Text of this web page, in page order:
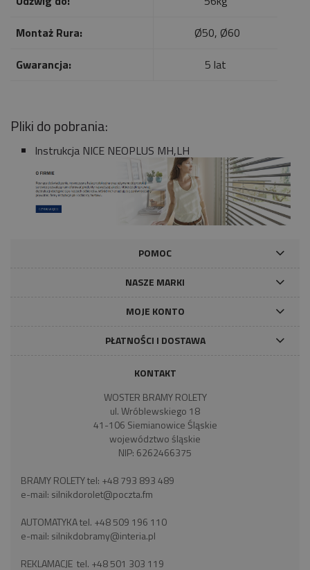
Montaż Rura:
Ø50, Ø60
Gwarancja:
5 lat
Pliki do pobrania:
Instrukcja NICE NEOPLUS MH,LH
POMOC
NASZE MARKI
MOJE KONTO
PŁATNOŚCI I DOSTAWA
KONTAKT
WOSTER BRAMY ROLETY
ul. Wróblewskiego 18
41-106 Siemianowice Śląskie
województwo śląskie
NIP: 6262466375
BRAMY ROLETY tel: +48 793 893 489
e-mail: silnikdorolet@poczta.fm
AUTOMATYKA tel. +48 509 196 110
e-mail: silnikdobramy@interia.pl
REKLAMACJE tel. +48 501 303 119